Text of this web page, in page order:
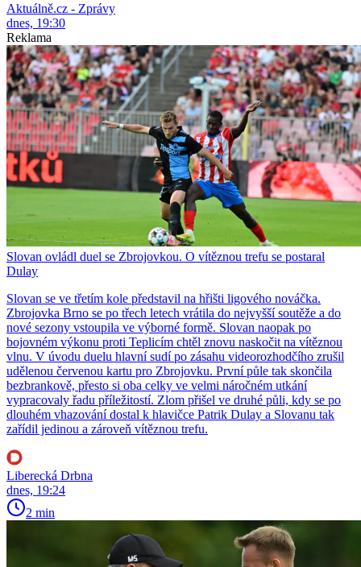
Aktuálně.cz - Zprávy
dnes, 19:30
Reklama
Slovan ovládl duel se Zbrojovkou. O vítěznou trefu se postaral
Dulay
Slovan se ve třetím kole představil na hřišti ligového nováčka.
Zbrojovka Brno se po třech letech vrátila do nejvyšší soutěže a do
nové sezony vstoupila ve výborné formě. Slovan naopak po
bojovném výkonu proti Teplicím chtěl znovu naskočit na vítěznou
vlnu. V úvodu duelu hlavní sudí po zásahu videorozhodčího zrušil
udělenou červenou kartu pro Zbrojovku. První půle tak skončila
bezbrankově, přesto si oba celky ve velmi náročném utkání
vypracovaly řadu příležitostí. Zlom přišel ve druhé půli, kdy se po
dlouhém vhazování dostal k hlavičce Patrik Dulay a Slovanu tak
zařídil jedinou a zároveň vítěznou trefu.
Liberecká Drbna
dnes, 19:24
2 min